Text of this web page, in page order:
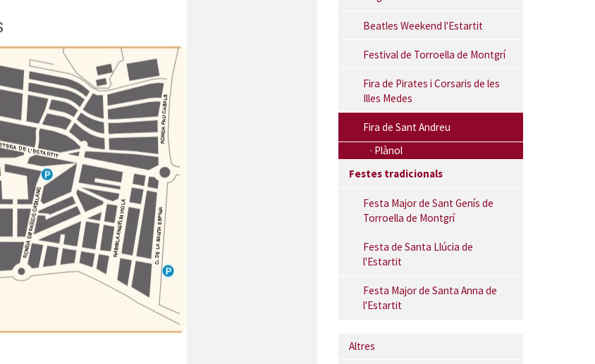
Beatles Weekend l'Estartit
Festival de Torroella de Montgrí
Fira de Pirates i Corsaris de les
Illes Medes
Fira de Sant Andreu
Plànol
Festes tradicionals
Festa Major de Sant Genís de
Torroella de Montgrí
Festa de Santa Llúcia de
l'Estartit
Festa Major de Santa Anna de
l'Estartit
Altres